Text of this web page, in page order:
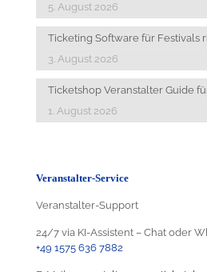
5. August 2026
Ticketing Software für Festivals
3. August 2026
Ticketshop Veranstalter Guide
1. August 2026
Veranstalter-Service
Veranstalter-Support
24/7 via KI-Assistent – Chat oder
+49 1575 636 7882